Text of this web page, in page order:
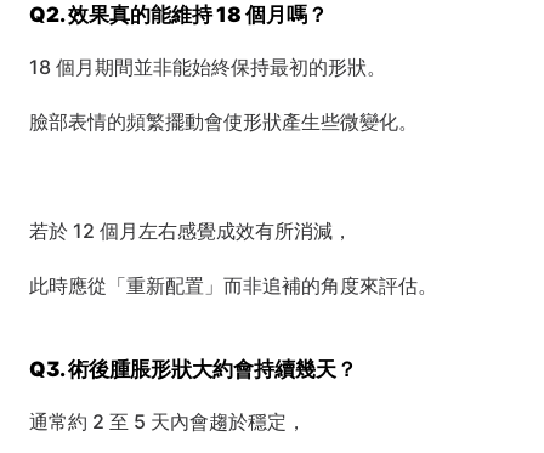
Q2. 效果真的能維持 18 個月嗎？
18 個月期間並非能始終保持最初的形狀。
臉部表情的頻繁擺動會使形狀產生些微變化。
若於 12 個月左右感覺成效有所消減，
此時應從「重新配置」而非追補的角度來評估。
Q3. 術後腫脹形狀大約會持續幾天？
通常約 2 至 5 天內會趨於穩定，